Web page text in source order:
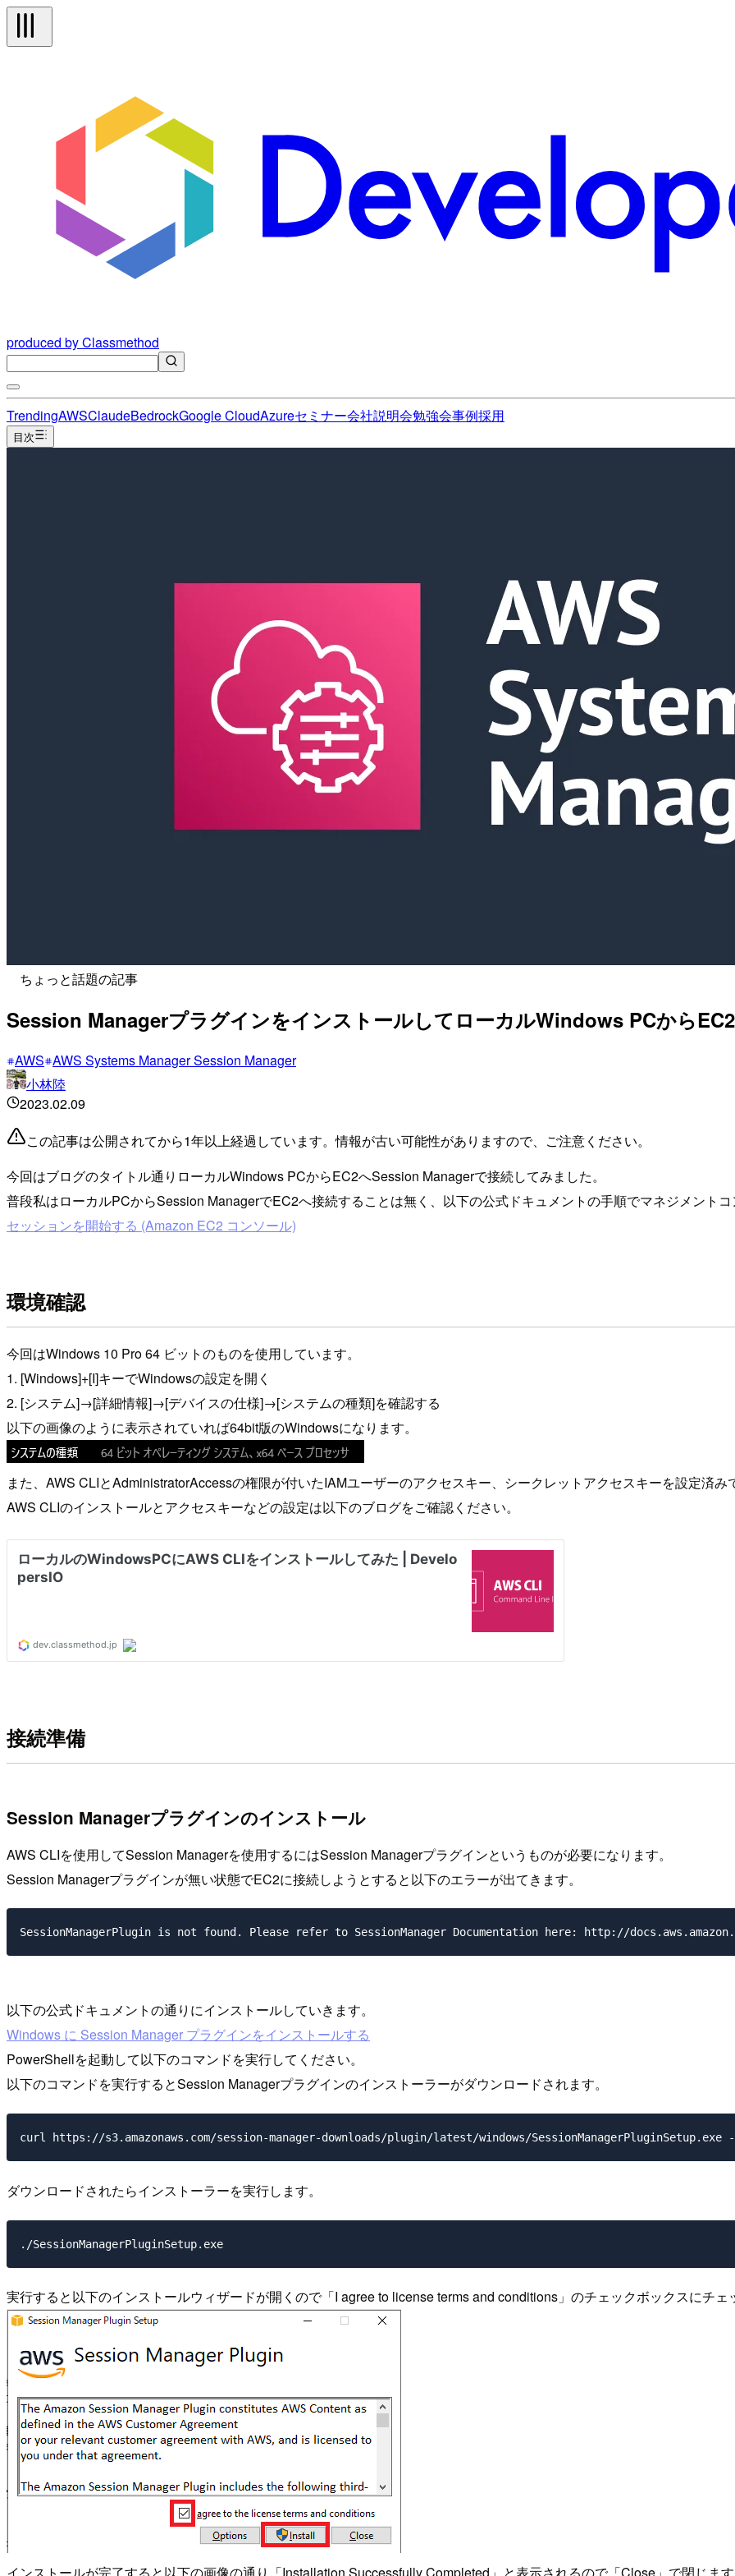
produced by Classmethod
TrendingAWSClaudeBedrockGoogle CloudAzureセミナー会社説明会勉強会事例採用
目次
ちょっと話題の記事
Session ManagerプラグインをインストールしてローカルWindows PCから
AWS AWS Systems Manager Session Manager
小林陸
2023.02.09
この記事は公開されてから1年以上経過しています。情報が古い可能性がありますので、ご注意ください。
今回はブログのタイトル通りローカルWindows PCからEC2へSession Managerで接続してみました。
普段私はローカルPCからSession ManagerでEC2へ接続することは無く、以下の公式ドキュメントの手順でマネジメント
セッションを開始する (Amazon EC2 コンソール)
環境確認
今回はWindows 10 Pro 64 ビットのものを使用しています。
1. [Windows]+[I]キーでWindowsの設定を開く
2. [システム]→[詳細情報]→[デバイスの仕様]→[システムの種類]を確認する
以下の画像のように表示されていれば64bit版のWindowsになります。
また、AWS CLIとAdministratorAccessの権限が付いたIAMユーザーのアクセスキー、シークレットアクセスキーを設定済み
AWS CLIのインストールとアクセスキーなどの設定は以下のブログをご確認ください。
接続準備
Session Managerプラグインのインストール
AWS CLIを使用してSession Managerを使用するにはSession Managerプラグインというものが必要になります。
Session Managerプラグインが無い状態でEC2に接続しようとすると以下のエラーが出てきます。
以下の公式ドキュメントの通りにインストールしていきます。
Windows に Session Manager プラグインをインストールする
PowerShellを起動して以下のコマンドを実行してください。
以下のコマンドを実行するとSession Managerプラグインのインストーラーがダウンロードされます。
ダウンロードされたらインストーラーを実行します。
実行すると以下のインストールウィザードが開くので「I agree to license terms and conditions」のチェックボックスにチ